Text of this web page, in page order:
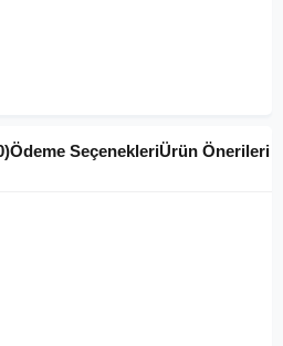
Ödeme SeçenekleriÜrün Önerileri